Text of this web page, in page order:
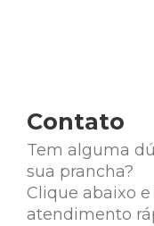
Contato
Tem alguma
sua prancha?
Clique abaixo
atendimento